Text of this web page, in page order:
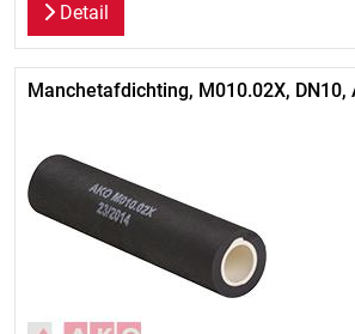
Detail
Manchetafdichting, M010.02X, DN10,